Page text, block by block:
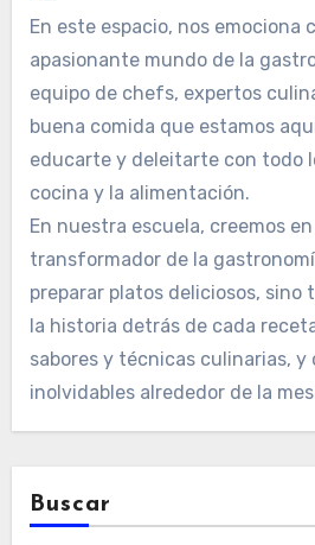
En este espacio, nos emociona
apasionante mundo de la
equipo de chefs, expertos
buena comida que estamos
educarte y deleitarte con todo
cocina y la alimentación.
En nuestra escuela, creemos
transformador de la
preparar platos deliciosos, sino
la historia detrás de cada
sabores y técnicas culinarias,
inolvidables alrededor de la
Buscar